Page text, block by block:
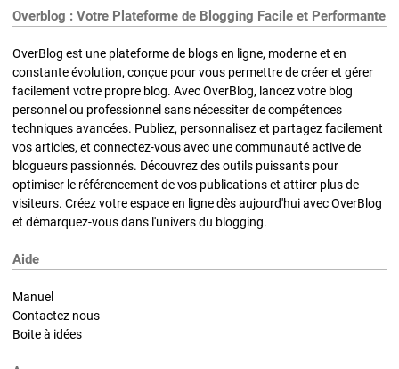
Overblog : Votre Plateforme de Blogging Facile et Performante
OverBlog est une plateforme de blogs en ligne, moderne et en
constante évolution, conçue pour vous permettre de créer et gérer
facilement votre propre blog. Avec OverBlog, lancez votre blog
personnel ou professionnel sans nécessiter de compétences
techniques avancées. Publiez, personnalisez et partagez facilement
vos articles, et connectez-vous avec une communauté active de
blogueurs passionnés. Découvrez des outils puissants pour
optimiser le référencement de vos publications et attirer plus de
visiteurs. Créez votre espace en ligne dès aujourd'hui avec OverBlog
et démarquez-vous dans l'univers du blogging.
Aide
Manuel
Contactez nous
Boite à idées